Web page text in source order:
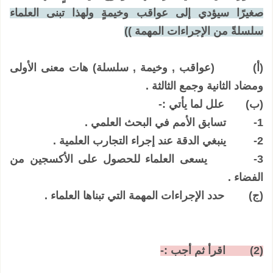
صغيرًا سيؤدي إلى عواقب وخيمةٍ ولهذا تبنى العلماء
سلسلةً من الإجراءات المهمة ))
(‌أ)
(عواقب , وخيمة , سلسلة) هات معنى الأولى
ومضاد الثانية وجمع الثالثة .
(‌ب)
علل لما يأتي :-
1-
تسابق الأمم في البحث العلمي .
2-
ينبغي الدقة عند إجراء التجارب العلمية .
3-
يسعى العلماء للحصول على الأكسجين من
الفضاء .
(‌ج)
حدد الإجراءات المهمة التي تبناها العلماء .
(2) اقرأ ثم أجب :-